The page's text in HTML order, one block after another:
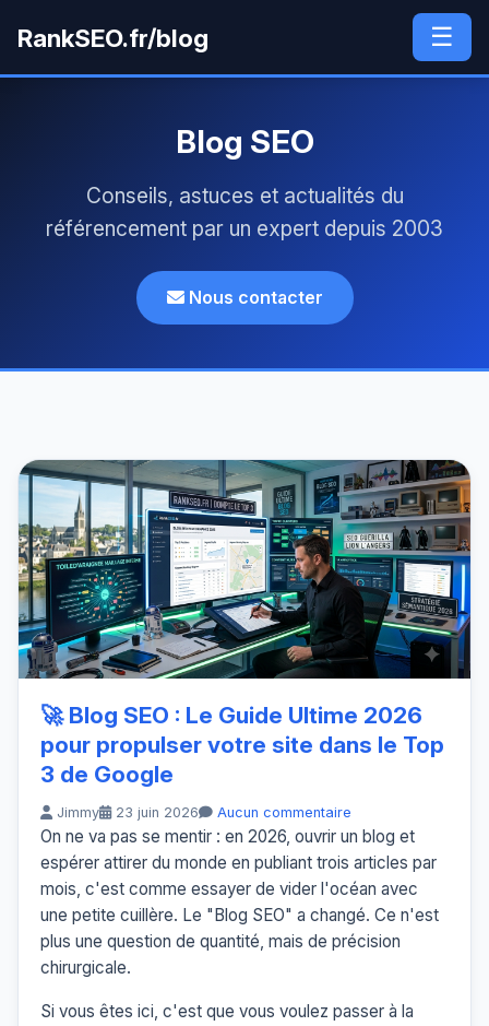
RankSEO.fr/blog ☰
Blog SEO
Conseils, astuces et actualités du
référencement par un expert depuis 2003
Nous contacter
🚀 Blog SEO : Le Guide Ultime 2026
pour propulser votre site dans le Top
3 de Google
Jimmy 23 juin 2026 Aucun commentaire
On ne va pas se mentir : en 2026, ouvrir un blog et
espérer attirer du monde en publiant trois articles par
mois, c'est comme essayer de vider l'océan avec
une petite cuillère. Le "Blog SEO" a changé. Ce n'est
plus une question de quantité, mais de précision
chirurgicale.
Si vous êtes ici, c'est que vous voulez passer à la